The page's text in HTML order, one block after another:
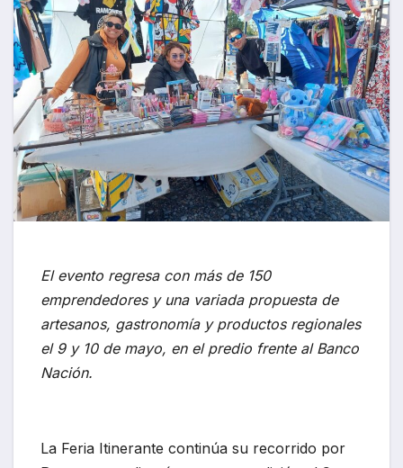
El evento regresa con más de 150
emprendedores y una variada propuesta de
artesanos, gastronomía y productos regionales
el 9 y 10 de mayo, en el predio frente al Banco
Nación.
La Feria Itinerante continúa su recorrido por